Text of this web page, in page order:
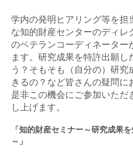
学内の発明ヒアリング等を担
な知的財産センターのディレ
のベテランコーディネーター
ます。研究成果を特許出願し
う？そもそも（自分の）研
きるの？など皆さんの疑問に
是非この機会にご参加いただ
し上げます。
「知的財産セミナー～研究成果
～」